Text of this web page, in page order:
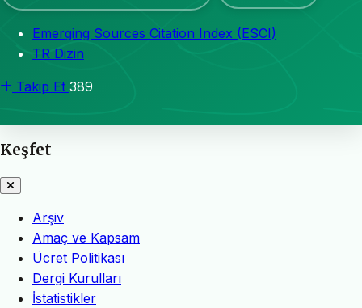
Emerging Sources Citation Index (ESCI)
TR Dizin
Takip Et 389
Keşfet
Arşiv
Amaç ve Kapsam
Ücret Politikası
Dergi Kurulları
İstatistikler